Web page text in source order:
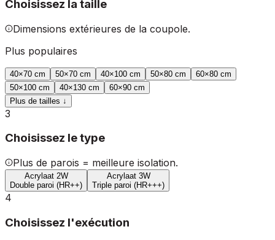
Choisissez la taille
Dimensions extérieures de la coupole.
Plus populaires
40×70 cm 50×70 cm 40×100 cm 50×80 cm 60×80 cm
50×100 cm 40×130 cm 60×90 cm
Plus de tailles ↓
3
Choisissez le type
Plus de parois = meilleure isolation.
Acrylaat 2W
Double paroi (HR++)
Acrylaat 3W
Triple paroi (HR+++)
4
Choisissez l'exécution